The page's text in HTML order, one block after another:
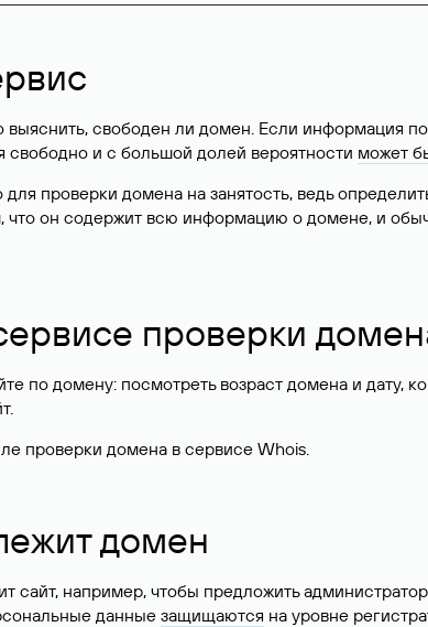
выяснить, свободен ли домен. Если информация
свободно и с большой долей вероятности может
проверки домена на занятость, ведь
что он содержит всю информацию о домене, и
проверки
по домену: посмотреть возраст домена и дату,
проверки домена в сервисе Whois.
домен
сайт, например, чтобы предложить
данные защищаются на уровне